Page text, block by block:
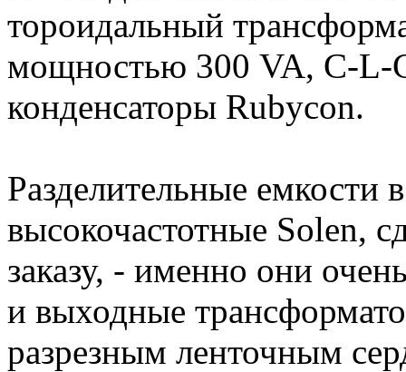
тороидальный
мощностью 300 VA, C-L-
конденсаторы Rubycon.
Разделительные емкости
высокочастотные Solen,
заказу, - именно они
и выходные
разрезным ленточным